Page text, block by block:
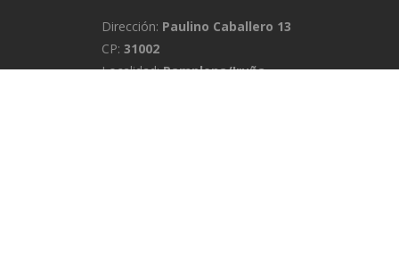
Dirección: Paulino Caballero 13
CP: 31002
Localidad:Pamplona/Iruña